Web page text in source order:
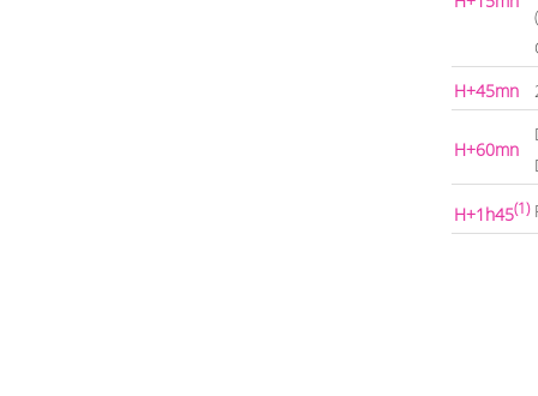
H+45mn
H+60mn
H+1h45(1)